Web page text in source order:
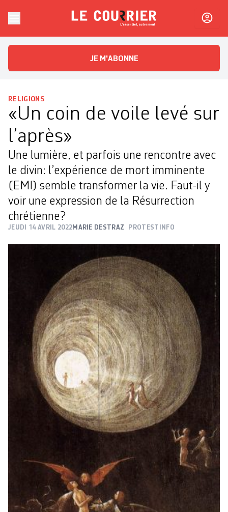
Le CourrierL'essentiel, autrement
JE M'ABONNE
RELIGIONS
«Un coin de voile levé sur
l’après»
Une lumière, et parfois une rencontre avec
le divin: l’expérience de mort imminente
(EMI) semble transformer la vie. Faut-il y
voir une expression de la Résurrection
chrétienne?
JEUDI 14 AVRIL 2022MARIE DESTRAZ PROTESTINFO